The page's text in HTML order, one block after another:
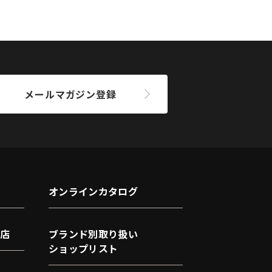
メールマガジン登録
オンラインカタログ
ブランド別取り扱い
ショップリスト